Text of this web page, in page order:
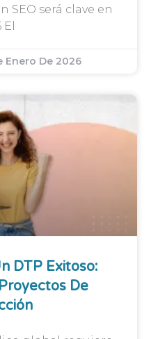
SEO será clave en
Enero De 2026
DTP Exitoso:
De